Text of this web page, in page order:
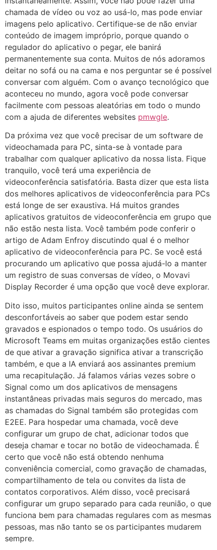
chamada de vídeo ou voz ao usá-lo, mas pode enviar
imagens pelo aplicativo. Certifique-se de não enviar
conteúdo de imagem impróprio, porque quando o
regulador do aplicativo o pegar, ele banirá
permanentemente sua conta. Muitos de nós adoramos
deitar no sofá ou na cama e nos perguntar se é possível
conversar com alguém. Com o avanço tecnológico que
aconteceu no mundo, agora você pode conversar
facilmente com pessoas aleatórias em todo o mundo
com a ajuda de diferentes websites pmwgle.
Da próxima vez que você precisar de um software de
videochamada para PC, sinta-se à vontade para
trabalhar com qualquer aplicativo da nossa lista. Fique
tranquilo, você terá uma experiência de
videoconferência satisfatória. Basta dizer que esta lista
dos melhores aplicativos de videoconferência para PCs
está longe de ser exaustiva. Há muitos grandes
aplicativos gratuitos de videoconferência em grupo que
não estão nesta lista. Você também pode conferir o
artigo de Adam Enfroy discutindo qual é o melhor
aplicativo de videoconferência para PC. Se você está
procurando um aplicativo que possa ajudá-lo a manter
um registro de suas conversas de vídeo, o Movavi
Display Recorder é uma opção que você deve explorar.
Dito isso, muitos participantes online ainda se sentem
desconfortáveis ao saber que podem estar sendo
gravados e espionados o tempo todo. Os usuários do
Microsoft Teams em muitas organizações estão cientes
de que ativar a gravação significa ativar a transcrição
também, e que a IA enviará aos assinantes premium
uma recapitulação. Já falamos várias vezes sobre o
Signal como um dos aplicativos de mensagens
instantâneas privadas mais seguros do mercado, mas
as chamadas do Signal também são protegidas com
E2EE. Para hospedar uma chamada, você deve
configurar um grupo de chat, adicionar todos que
deseja chamar e tocar no botão de videochamada. É
certo que você não está obtendo nenhuma
conveniência comercial, como gravação de chamadas,
compartilhamento de tela ou convites da lista de
contatos corporativos. Além disso, você precisará
configurar um grupo separado para cada reunião, o que
funciona bem para chamadas regulares com as mesmas
pessoas, mas não tanto se os participantes mudarem
sempre.